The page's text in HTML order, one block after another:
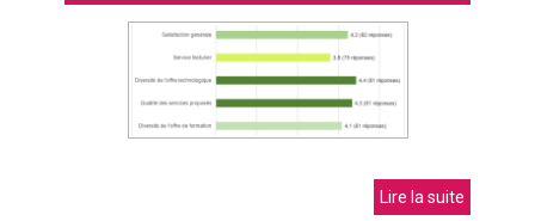
Lire la suite